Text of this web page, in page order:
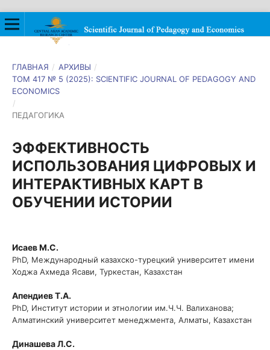
ГЛАВНАЯ / АРХИВЫ /
ТОМ 417 № 5 (2025): SCIENTIFIC JOURNAL OF PEDAGOGY AND
ECONOMICS
/
ПЕДАГОГИКА
ЭФФЕКТИВНОСТЬ
ИСПОЛЬЗОВАНИЯ ЦИФРОВЫХ И
ИНТЕРАКТИВНЫХ КАРТ В
ОБУЧЕНИИ ИСТОРИИ
Исаев М.С.
PhD, Международный казахско-турецкий университет имени
Ходжа Ахмеда Ясави, Туркестан, Казахстан
Апендиев Т.А.
PhD, Институт истории и этнологии им.Ч.Ч. Валиханова;
Алматинский университет менеджмента, Алматы, Казахстан
Динашева Л.С.